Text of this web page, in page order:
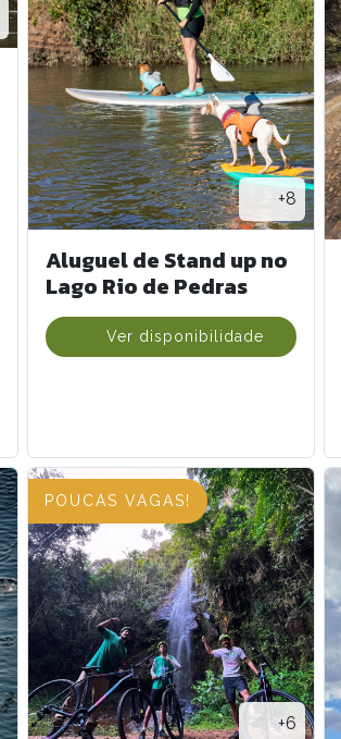
+8
Aluguel de Stand up no
Lago Rio de Pedras
Ver disponibilidade
POUCAS VAGAS!
+6